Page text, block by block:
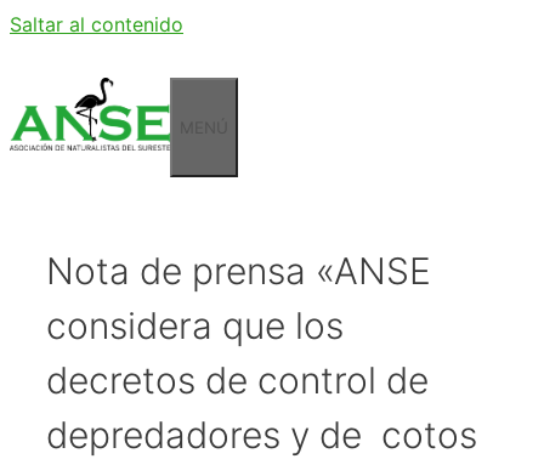
Saltar al contenido
Nota de prensa «ANSE
considera que los
decretos de control de
depredadores y de cotos